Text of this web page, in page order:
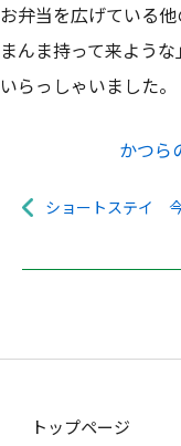
お弁当を広げている
まんま持って来よう
いらっしゃいました
かつら
ショートステイ
トップページ